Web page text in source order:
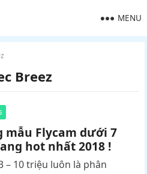
MENU
Breez
mẫu Flycam dưới 7
hot nhất 2018 !
– 10 triệu luôn là phân